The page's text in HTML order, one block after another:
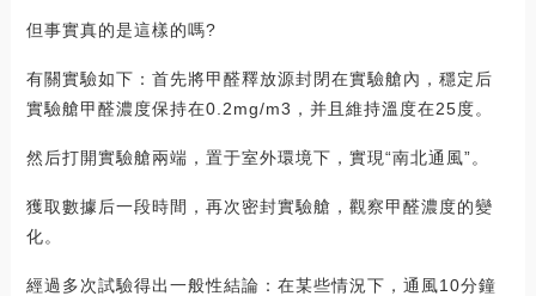
但事實真的是這樣的嗎?
有關實驗如下：首先將甲醛釋放源封閉在實驗艙內，穩定后
實驗艙甲醛濃度保持在0.2mg/m3，并且維持溫度在25度。
然后打開實驗艙兩端，置于室外環境下，實現“南北通風”。
獲取數據后一段時間，再次密封實驗艙，觀察甲醛濃度的變
化。
經過多次試驗得出一般性結論：在某些情況下，通風10分鐘